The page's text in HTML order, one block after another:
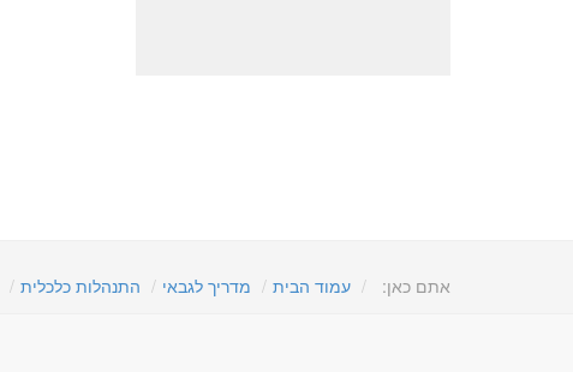
אתם כאן: עמוד הבית מדריך לגבאי התנהלות כלכלית